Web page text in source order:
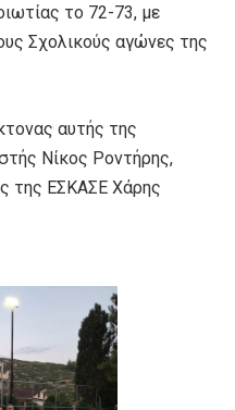
το 72-73, με
Σχολικούς αγώνες της
αυτής της
Νίκος Ροντήρης,
της ΕΣΚΑΣΕ Χάρης